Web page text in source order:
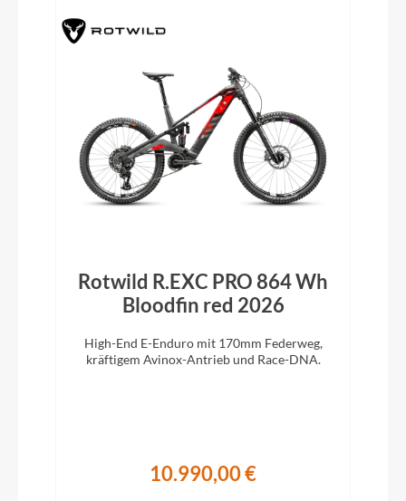
Rotwild R.EXC PRO 864 Wh
Bloodfin red 2026
High-End E-Enduro mit 170mm Federweg,
kräftigem Avinox-Antrieb und Race-DNA.
10.990,00 €